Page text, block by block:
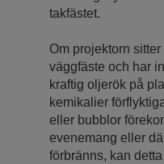
takfästet.
Om projektorn
väggfäste och har
kraftig oljerök på
kemikalier
eller bubblor
evenemang eller
förbränns, kan